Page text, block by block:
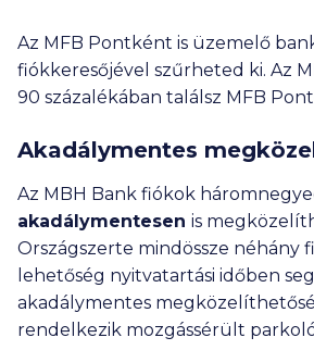
Az MFB Pontként is üzemelő
fiókkeresőjével szűrheted ki. Az
90 százalékában találsz MFB
Akadálymentes
Az MBH Bank fiókok
akadálymentesen is
Országszerte mindössze néhány
lehetőség nyitvatartási időben
akadálymentes
rendelkezik mozgássérült